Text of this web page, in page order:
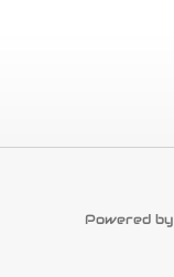
Powered by